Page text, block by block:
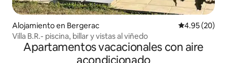
Alojamiento en Bergerac Calificación
4.95 (20)
Villa B.R.- piscina, billar y vistas al viñedo
Apartamentos vacacionales con aire